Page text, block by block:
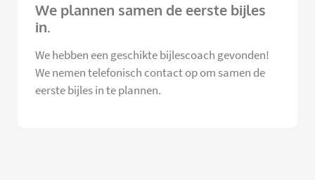
We plannen samen de eerste bijles
in.
We hebben een geschikte bijlescoach gevonden!
We nemen telefonisch contact op om samen de
eerste bijles in te plannen.